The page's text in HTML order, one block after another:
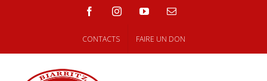
facebookinstagramyoutubeEmail
CONTACTS FAIRE UN DON